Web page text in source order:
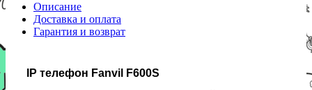
Описание
Доставка и оплата
Гарантия и возврат
IP телефон Fanvil F600S